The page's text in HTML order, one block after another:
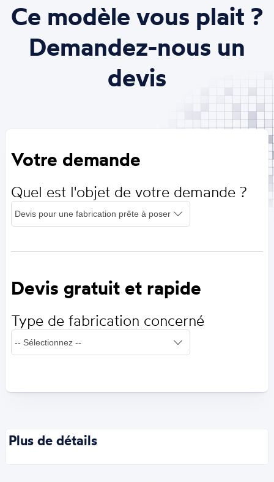
Ce modèle vous plait ?
Demandez-nous un
devis
Votre demande
Quel est l'objet de votre demande ?
Devis gratuit et rapide
Type de fabrication concerné
Plus de détails